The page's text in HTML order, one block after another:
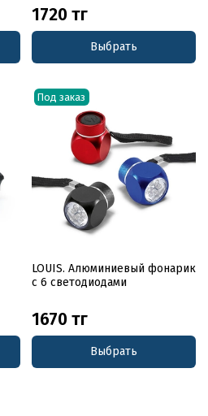
1720 тг
Выбрать
Под заказ
LOUIS. Алюминиевый фонарик
с 6 светодиодами
1670 тг
Выбрать